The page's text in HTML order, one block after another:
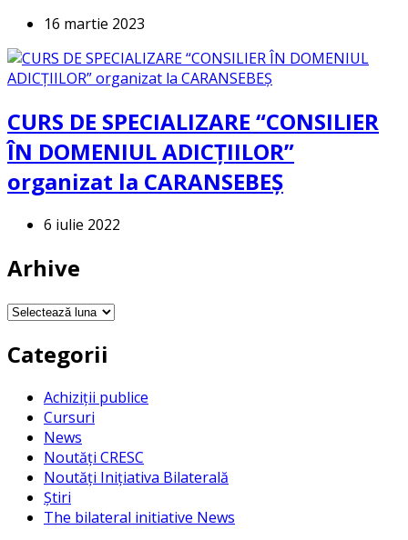
16 martie 2023
CURS DE SPECIALIZARE “CONSILIER
ÎN DOMENIUL ADICȚIILOR”
organizat la CARANSEBEȘ
6 iulie 2022
Arhive
Arhive
Categorii
Achiziții publice
Cursuri
News
Noutăți CRESC
Noutăți Inițiativa Bilaterală
Știri
The bilateral initiative News